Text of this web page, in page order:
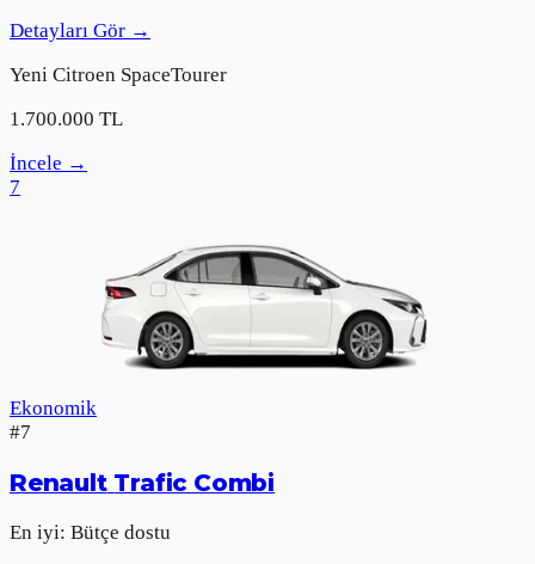
Detayları Gör →
Yeni Citroen SpaceTourer
1.700.000 TL
İncele →
7
Ekonomik
#7
Renault Trafic Combi
En iyi: Bütçe dostu